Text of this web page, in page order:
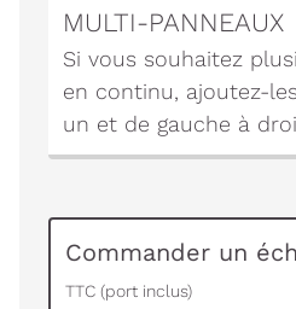
MULTI-PANNEAUX
Si vous souhaitez
en continu, ajoutez-
un et de gauche à
Commander un
TTC (port inclus)